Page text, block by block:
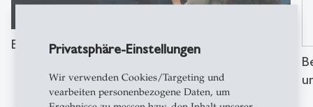
Privatsphäre-Einstellungen
Wir verwenden Cookies/Targeting und
vearbeiten personenbezogene Daten, um
Bundesrat Martin Pfister trifft an der HSG ein